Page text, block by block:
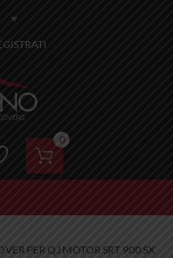
0
PER QJ MOTOR SRT 900 SX